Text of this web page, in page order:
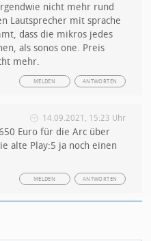
nicht mehr rund
Lautsprecher mit sprache
dass die mikros jedes
als sonos one. Preis
mehr.
ANTWORTEN
MELDEN
14.09.2021, 15:23 Uhr
Euro für die Arc über
alte Play:5 ja noch einen
ANTWORTEN
MELDEN